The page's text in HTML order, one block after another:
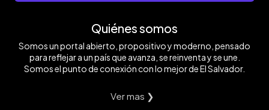
Quiénes somos
Somos un portal abierto, propositivo y moderno, pensado
para reflejar a un país que avanza, se reinventa y se une.
Somos el punto de conexión con lo mejor de El Salvador.
Ver mas ❯